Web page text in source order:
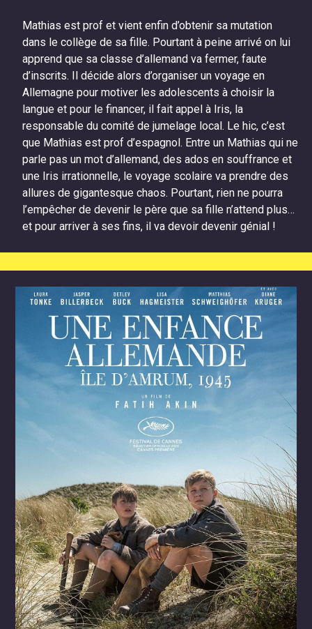
Mathias est prof et vient enfin d’obtenir sa mutation
dans le collège de sa fille. Pourtant à peine arrivé on lui
apprend que sa classe d’allemand va fermer, faute
d’inscrits. Il décide alors d’organiser un voyage en
Allemagne pour motiver les adolescents à choisir la
langue et pour le financer, il fait appel à Iris, la
responsable du comité de jumelage local. Le hic, c’est
que Mathias est prof d’espagnol. Entre un Mathias qui ne
parle pas un mot d’allemand, des ados en souffrance et
une Iris irrationnelle, le voyage scolaire va prendre des
allures de gigantesque chaos. Pourtant, rien ne pourra
l’empêcher de devenir le père que sa fille n’attend plus…
et pour arriver à ses fins, il va devoir devenir génial !